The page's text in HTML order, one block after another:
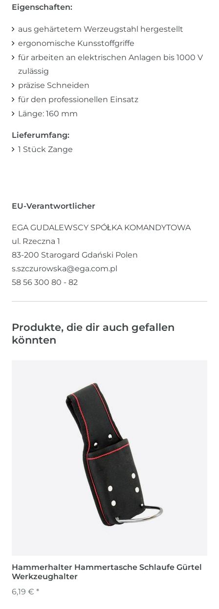
Eigenschaften:
aus gehärtetem Werzeugstahl hergestellt
ergonomische Kunsstoffgriffe
für arbeiten an elektrischen Anlagen bis 1000 V
zulässig
präzise Schneiden
für den professionellen Einsatz
Länge: 160 mm
Lieferumfang:
1 Stück Zange
EU-Verantwortlicher
EGA GUDALEWSCY SPÓŁKA KOMANDYTOWA
ul. Rzeczna 1
83-200 Starogard Gdański Polen
s.szczurowska@ega.com.pl
58 56 300 80 - 82
Produkte, die dir auch gefallen
könnten
Hammerhalter Hammertasche Schlaufe Gürtel
Werkzeughalter
6,19 € *